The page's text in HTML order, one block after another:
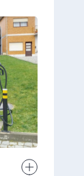
Ver projeto